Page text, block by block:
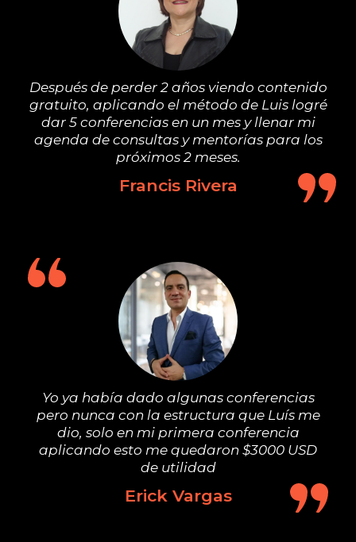
Después de perder 2 años viendo contenido
gratuito, aplicando el método de Luis logré
dar 5 conferencias en un mes y llenar mi
agenda de consultas y mentorías para los
próximos 2 meses.
Francis Rivera
Yo ya había dado algunas conferencias
pero nunca con la estructura que Luís me
dio, solo en mi primera conferencia
aplicando esto me quedaron $3000 USD
de utilidad
Erick Vargas